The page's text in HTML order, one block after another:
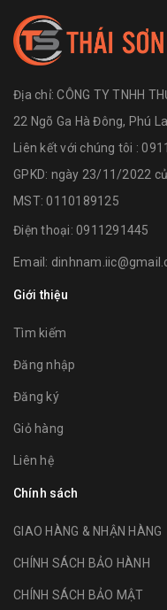
Địa chỉ:CÔNG TY TNHH
22 Ngõ Ga Hà Đông, Phú
Liên kết với chúng tôi :
GPKD: ngày 23/11/2022
MST: 0110189125
Điện thoại: 0911291445
Email:
Giới thiệu
Tìm kiếm
Đăng nhập
Đăng ký
Giỏ hàng
Liên hệ
Chính sách
GIAO HÀNG & NHẬN HÀNG
CHÍNH SÁCH BẢO HÀNH
CHÍNH SÁCH BẢO MẬT